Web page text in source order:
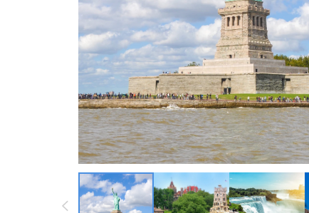
佛州陽光・美
墨西哥 ・中南
佛州陽光
墨西哥 ・